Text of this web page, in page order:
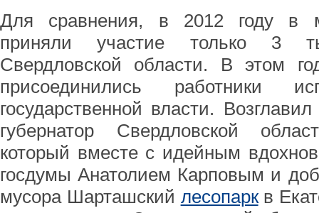
Для сравнения, в 2012 году в
приняли участие только 3
Свердловской области. В этом
присоединились работники
государственной власти.
губернатор Свердловской
который вместе с идейным
госдумы Анатолием Карповым и
мусора Шарташский лесопаркв